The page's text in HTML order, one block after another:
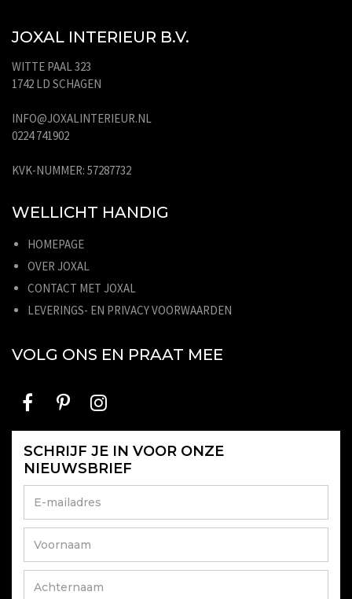
JOXAL INTERIEUR B.V.
WITTE PAAL 323
1742 LD SCHAGEN
INFO@JOXALINTERIEUR.NL
0224 741902
KVK-NUMMER: 57287732
WELLICHT HANDIG
HOMEPAGE
OVER JOXAL
CONTACT MET JOXAL
LEVERINGS- EN PRIVACY VOORWAARDEN
VOLG ONS EN PRAAT MEE
SCHRIJF JE IN VOOR ONZE
NIEUWSBRIEF